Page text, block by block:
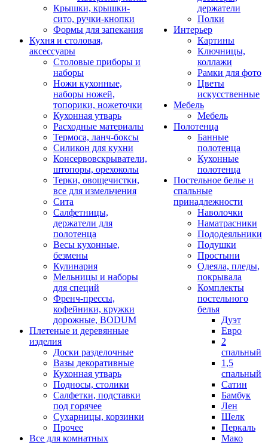
Крышки, крышки-
сито, ручки-кнопки
Формы для запекания
Кухня и столовая,
аксессуары
Столовые приборы и
наборы
Ножи кухонные,
наборы ножей,
топорики, ножеточки
Кухонная утварь
Расходные материалы
Термоса, ланч-боксы
Силикон для кухни
Консервовскрыватели,
штопоры, орехоколы
Терки, овощечистки,
все для измельчения
Сита
Салфетницы,
держатели для
полотенца
Весы кухонные,
безмены
Кулинария
Мельницы и наборы
для специй
Френч-прессы,
кофейники, кружки
дорожные, BODUM
Плетеные и деревянные
изделия
Доски разделочные
Вазы декоративные
Кухонная утварь
Подносы, столики
Салфетки, подставки
под горячее
Сухарницы, корзинки
Прочее
Все для комнатных
держатели
Полки
Интерьер
Картины
Ключницы,
коллажи
Рамки для фото
Цветы
искусственные
Мебель
Мебель
Полотенца
Банные
полотенца
Кухонные
полотенца
Постельное белье и
спальные
принадлежности
Наволочки
Наматрасники
Пододеяльники
Подушки
Простыни
Одеяла, пледы,
покрывала
Комплекты
постельного
белья
Дуэт
Евро
2
спальный
1,5
спальный
Сатин
Бамбук
Лен
Шелк
Перкаль
Мако